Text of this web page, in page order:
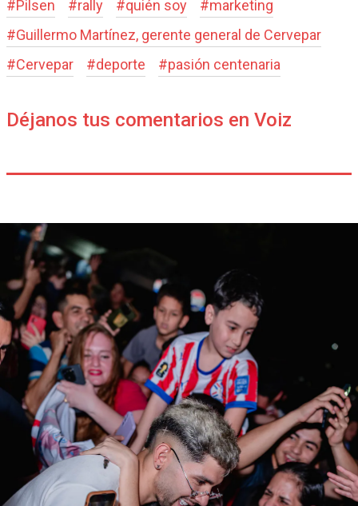
#Pilsen #rally #quién soy #marketing
#Guillermo Martínez, gerente general de Cervepar
#Cervepar #deporte #pasión centenaria
Déjanos tus comentarios en Voiz